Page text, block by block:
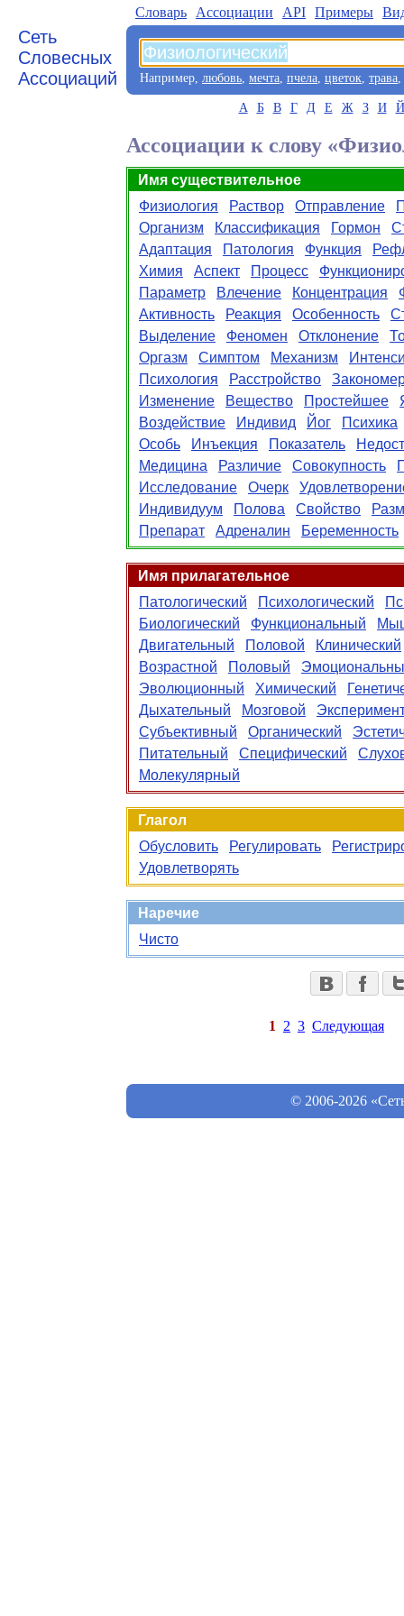
Сеть
Словесных
Ассоциаций
Словарь Aссоциации API Примеры
Например, любовь, мечта, пчела, цветок, трава,
А Б В Г Д Е Ж З И Й
Ассоциации к слову
Имя существительное
Физиология
Раствор Отправление
Организм
Классификация Гормон
Адаптация
Патология Функция
Химия
Аспект Процесс
Параметр
Влечение Концентрация
Активность
Реакция Особенность
Выделение
Феномен Отклонение
Оргазм
Симптом Механизм
Психология
Расстройство
Изменение
Вещество Простейшее
Воздействие
Индивид Йог
Психика
Особь
Инъекция Показатель
Медицина
Различие Совокупность
Исследование
Очерк
Индивидуум
Полова Свойство
Препарат
Адреналин Беременность
Имя прилагательное
Патологический
Психологический
Биологический
Функциональный
Двигательный
Половой
Клинический
Возрастной
Половый
Эволюционный
Химический
Дыхательный
Мозговой
Субъективный
Органический
Питательный
Специфический
Молекулярный
Глагол
Обусловить
Регулировать
Удовлетворять
Наречие
Чисто
1 2 3 Следующая
© 2006-2026